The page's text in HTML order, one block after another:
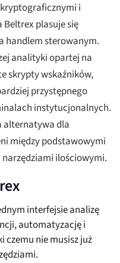
i
plasuje się
handlem sterowanym.
analityki opartej na
skrypty wskaźników,
przystępnego
instytucjonalnych.
alternatywa dla
między podstawowymi
narzędziami ilościowymi.
interfejsie analizę
automatyzację i
czemu nie musisz już